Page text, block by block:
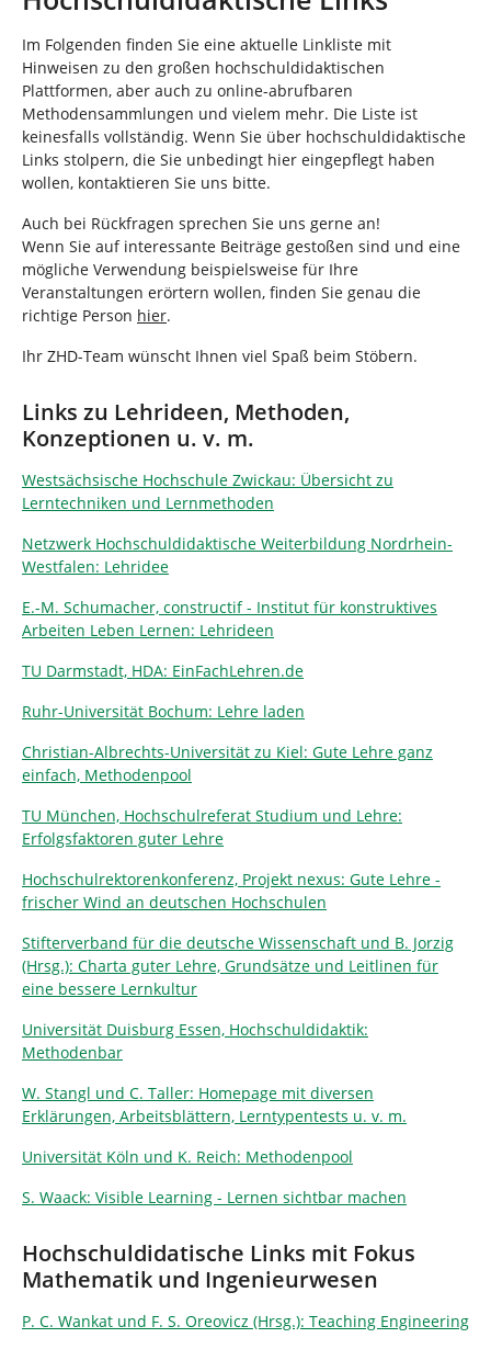
n
h
i
e
r
:
Im Folgenden finden Sie eine aktuelle Linkliste mit
Hinweisen zu den großen hochschuldidaktischen
Plattformen, aber auch zu online-abrufbaren
Methodensammlungen und vielem mehr. Die Liste ist
keinesfalls vollständig. Wenn Sie über hochschuldidaktische
Links stolpern, die Sie unbedingt hier eingepflegt haben
wollen, kontaktieren Sie uns bitte.
Auch bei Rückfragen sprechen Sie uns gerne an!
Wenn Sie auf interessante Beiträge gestoßen sind und eine
mögliche Verwendung beispielsweise für Ihre
Veranstaltungen erörtern wollen, finden Sie genau die
richtige Person hier.
Ihr ZHD-Team wünscht Ihnen viel Spaß beim Stöbern.
Links zu Lehrideen, Methoden,
Konzeptionen u. v. m.
Westsächsische Hochschule Zwickau: Übersicht zu
Lerntechniken und Lernmethoden
Netzwerk Hochschuldidaktische Weiterbildung Nordrhein-
Westfalen: Lehridee
E.-M. Schumacher, constructif - Institut für konstruktives
Arbeiten Leben Lernen: Lehrideen
TU Darmstadt, HDA: EinFachLehren.de
Ruhr-Universität Bochum: Lehre laden
Christian-Albrechts-Universität zu Kiel: Gute Lehre ganz
einfach, Methodenpool
TU München, Hochschulreferat Studium und Lehre:
Erfolgsfaktoren guter Lehre
Hochschulrektorenkonferenz, Projekt nexus: Gute Lehre -
frischer Wind an deutschen Hochschulen
Stifterverband für die deutsche Wissenschaft und B. Jorzig
(Hrsg.): Charta guter Lehre, Grundsätze und Leitlinen für
eine bessere Lernkultur
Universität Duisburg Essen, Hochschuldidaktik:
Methodenbar
W. Stangl und C. Taller: Homepage mit diversen
Erklärungen, Arbeitsblättern, Lerntypentests u. v. m.
Universität Köln und K. Reich: Methodenpool
S. Waack: Visible Learning - Lernen sichtbar machen
Hochschuldidatische Links mit Fokus
Mathematik und Ingenieurwesen
P. C. Wankat und F. S. Oreovicz (Hrsg.): Teaching Engineering